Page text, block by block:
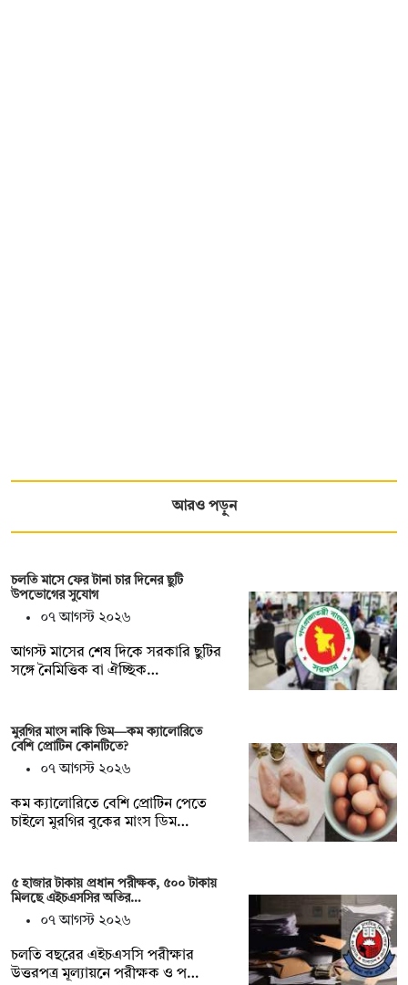
আরও পড়ুন
চলতি মাসে ফের টানা চার দিনের ছুটি
উপভোগের সুযোগ
০৭ আগস্ট ২০২৬
আগস্ট মাসের শেষ দিকে সরকারি ছুটির
সঙ্গে নৈমিত্তিক বা ঐচ্ছিক…
মুরগির মাংস নাকি ডিম—কম ক্যালোরিতে
বেশি প্রোটিন কোনটিতে?
০৭ আগস্ট ২০২৬
কম ক্যালোরিতে বেশি প্রোটিন পেতে
চাইলে মুরগির বুকের মাংস ডিম…
৫ হাজার টাকায় প্রধান পরীক্ষক, ৫০০ টাকায়
মিলছে এইচএসসির অতির…
০৭ আগস্ট ২০২৬
চলতি বছরের এইচএসসি পরীক্ষার
উত্তরপত্র মূল্যায়নে পরীক্ষক ও প…